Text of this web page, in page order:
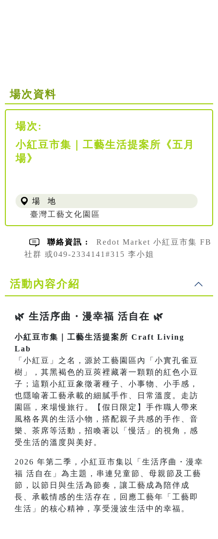
場次資料
場次:
小紅豆市集｜工藝生活提案所《五月
場》
場 地
臺灣工藝文化園區
聯絡資訊 :
Redot Market 小紅豆市集 FB
社群 或049-2334141#315 李小姐
活動內容介紹
🌿 生活序曲・漫幸福 活自在 🌿
小紅豆市集｜工藝生活提案所 Craft Living
Lab
「小紅豆」之名，源於工藝園區內「小實孔雀豆
樹」，其黑褐色的豆莢裡藏著一顆顆的紅色小豆
子；這顆小紅豆象徵著種子、小事物、小手感，
也隱喻著工藝承載的細膩手作、日常溫度。走訪
園區，來場慢旅行。【假日限定】手作職人帶來
風格各異的生活小物，搭配親子共感的手作、音
樂、茶席等活動，招喚著以「慢活」的視角，感
受生活的溫度與美好。
2026 年第二季，小紅豆市集以「生活序曲・漫幸
福 活自在」為主題，串連兒童節、母親節及工藝
節，以節日與生活為節奏，讓工藝成為陪伴成
長、承載情感的生活存在，回應工藝年「工藝即
生活」的核心精神，享受漫波生活中的幸福。